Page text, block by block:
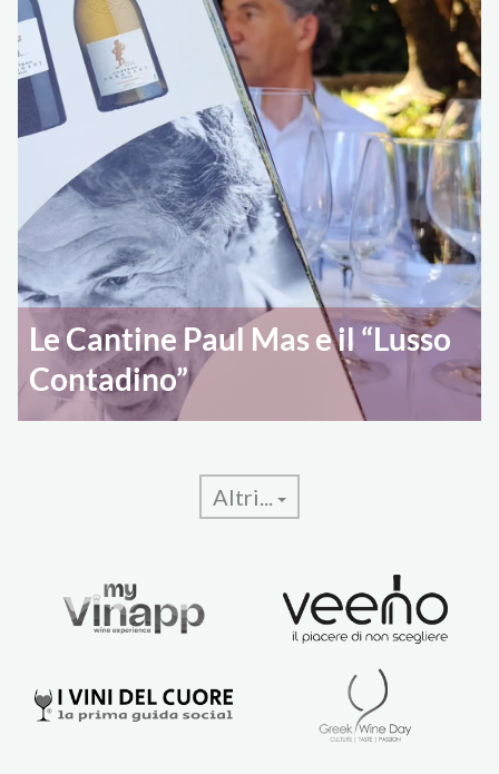
Le Cantine Paul Mas e il “Lusso
Contadino”
Altri...